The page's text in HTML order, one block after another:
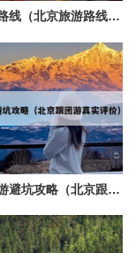
北京旅游路线（北京旅游路线图手抄报）
北京跟团游避坑攻略（北京跟团游真实评价）